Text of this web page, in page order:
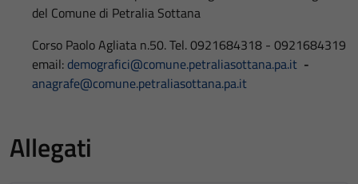
del Comune di Petralia Sottana
Corso Paolo Agliata n.50. Tel. 0921684318 - 0921684319
email: demografici@comune.petraliasottana.pa.it -
anagrafe@comune.petraliasottana.pa.it
Allegati